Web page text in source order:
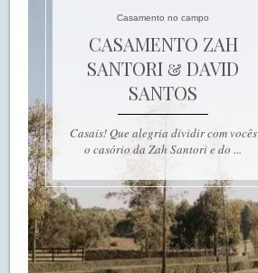
Casamento no campo
CASAMENTO ZAH
SANTORI & DAVID
SANTOS
Casais! Que alegria dividir com vocês
o casório da Zah Santori e do ...